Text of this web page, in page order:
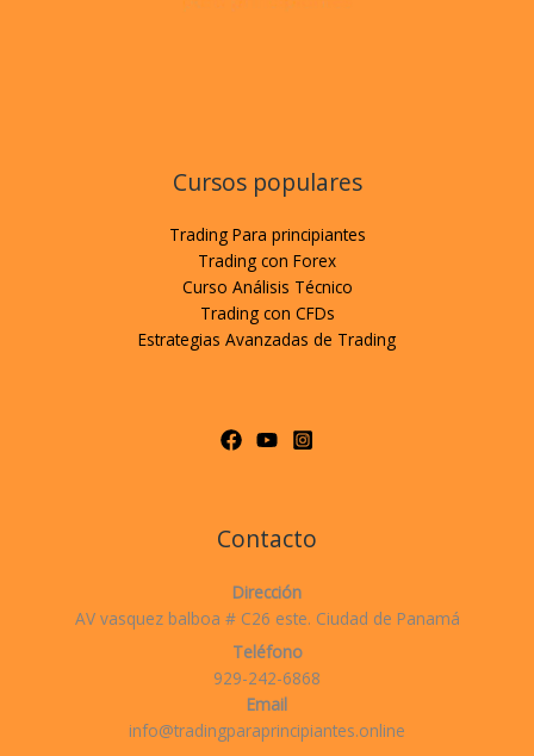
Cursos populares
Trading Para principiantes
Trading con Forex
Curso Análisis Técnico
Trading con CFDs
Estrategias Avanzadas de Trading
Contacto
Dirección
AV vasquez balboa # C26 este. Ciudad de Panamá
Teléfono
929-242-6868
Email
info@tradingparaprincipiantes.online